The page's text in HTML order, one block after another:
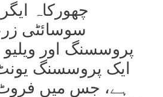
چھورکاہ
سوسائٹی
پروسسنگ اور
ایک پروسسنگ
ہے، جس میں